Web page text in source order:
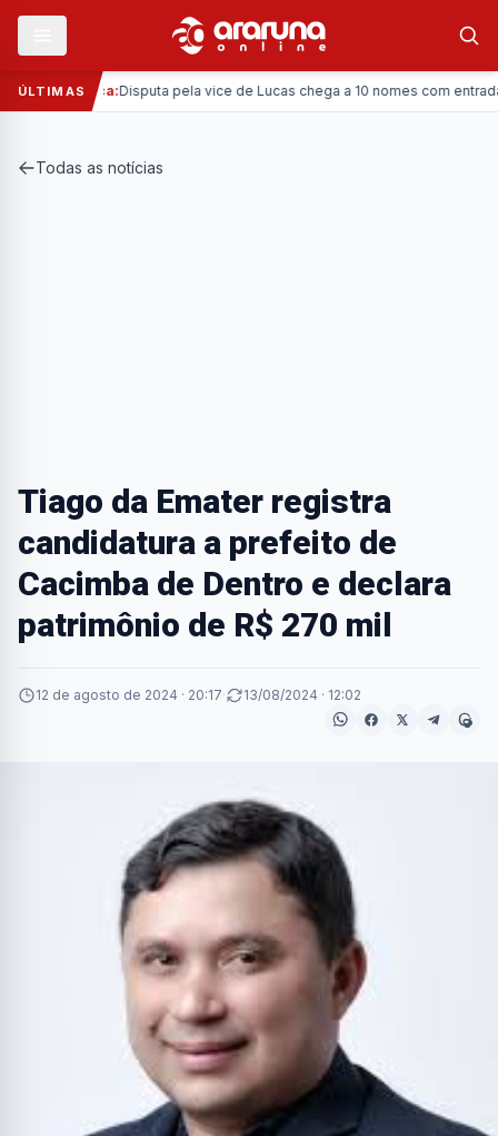
ÚLTIMAS
Política: Disputa pela vice de Lucas chega a 10 nomes com entrada
Todas as notícias
Tiago da Emater registra
candidatura a prefeito de
Cacimba de Dentro e declara
patrimônio de R$ 270 mil
12 de agosto de 2024 · 20:17· 13/08/2024 · 12:02